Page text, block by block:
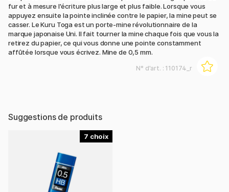
fur et à mesure l'écriture plus large et plus faible. Lorsque vous
appuyez ensuite la pointe inclinée contre le papier, la mine peut se
casser. Le Kuru Toga est un porte-mine révolutionnaire de la
marque japonaise Uni. Il fait tourner la mine chaque fois que vous la
retirez du papier, ce qui vous donne une pointe constamment
affûtée lorsque vous écrivez. Mine de 0,5 mm.
N° d'art. : 110174_r
Suggestions de produits
7